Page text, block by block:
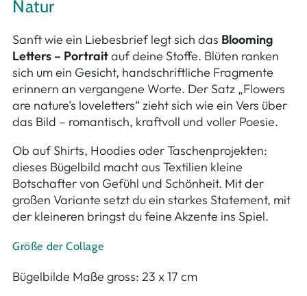
Natur
Sanft wie ein Liebesbrief legt sich das Blooming
Letters – Portraitauf deine Stoffe. Blüten ranken
sich um ein Gesicht, handschriftliche Fragmente
erinnern an vergangene Worte. Der Satz „Flowers
are nature’s loveletters“ zieht sich wie ein Vers über
das Bild – romantisch, kraftvoll und voller Poesie.
Ob auf Shirts, Hoodies oder Taschenprojekten:
dieses Bügelbild macht aus Textilien kleine
Botschafter von Gefühl und Schönheit. Mit der
großen Variante setzt du ein starkes Statement, mit
der kleineren bringst du feine Akzente ins Spiel.
Größe der Collage
Bügelbilde Maße gross: 23 x 17 cm